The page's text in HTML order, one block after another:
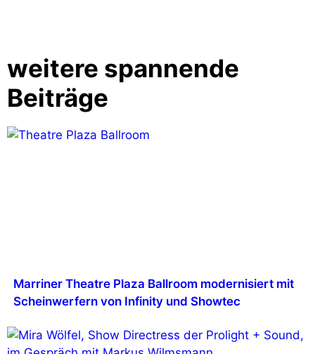
weitere spannende
Beiträge
Marriner Theatre Plaza Ballroom modernisiert mit
Scheinwerfern von Infinity und Showtec